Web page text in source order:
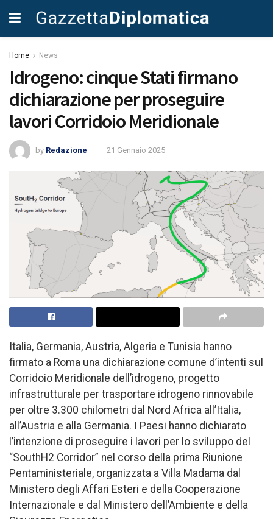
Home News
Idrogeno: cinque Stati firmano
dichiarazione per proseguire
lavori Corridoio Meridionale
by Redazione 21 Gennaio 2025
Italia, Germania, Austria, Algeria e Tunisia hanno
firmato a Roma una dichiarazione comune d’intenti sul
Corridoio Meridionale dell’idrogeno, progetto
infrastrutturale per trasportare idrogeno rinnovabile
per oltre 3.300 chilometri dal Nord Africa all’Italia,
all’Austria e alla Germania. I Paesi hanno dichiarato
l’intenzione di proseguire i lavori per lo sviluppo del
“SouthH2 Corridor” nel corso della prima Riunione
Pentaministeriale, organizzata a Villa Madama dal
Ministero degli Affari Esteri e della Cooperazione
Internazionale e dal Ministero dell’Ambiente e della